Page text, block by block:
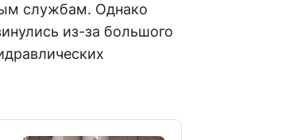
службам. Однако
из-за большого